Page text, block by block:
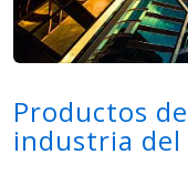
Productos
industria